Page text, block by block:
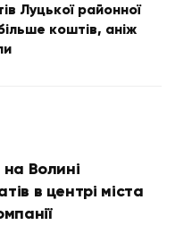
Луцької районної
коштів, аніж
Волині
в центрі міста